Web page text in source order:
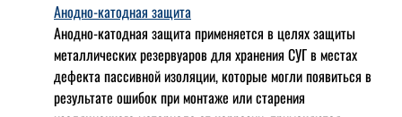
Анодно-катодная защита
Анодно-катодная защита применяется в целях защиты
металлических резервуаров для хранения СУГ в местах
дефекта пассивной изоляции, которые могли появиться в
результате ошибок при монтаже или старения